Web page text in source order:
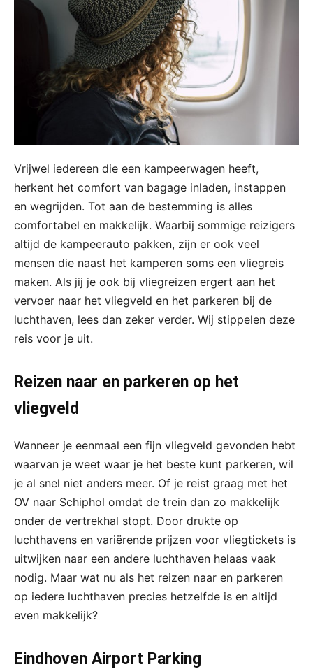
Vrijwel iedereen die een kampeerwagen heeft,
herkent het comfort van bagage inladen, instappen
en wegrijden. Tot aan de bestemming is alles
comfortabel en makkelijk. Waarbij sommige reizigers
altijd de kampeerauto pakken, zijn er ook veel
mensen die naast het kamperen soms een vliegreis
maken. Als jij je ook bij vliegreizen ergert aan het
vervoer naar het vliegveld en het parkeren bij de
luchthaven, lees dan zeker verder. Wij stippelen deze
reis voor je uit.
Reizen naar en parkeren op het
vliegveld
Wanneer je eenmaal een fijn vliegveld gevonden hebt
waarvan je weet waar je het beste kunt parkeren, wil
je al snel niet anders meer. Of je reist graag met het
OV naar Schiphol omdat de trein dan zo makkelijk
onder de vertrekhal stopt. Door drukte op
luchthavens en variërende prijzen voor vliegtickets is
uitwijken naar een andere luchthaven helaas vaak
nodig. Maar wat nu als het reizen naar en parkeren
op iedere luchthaven precies hetzelfde is en altijd
even makkelijk?
Eindhoven Airport Parking